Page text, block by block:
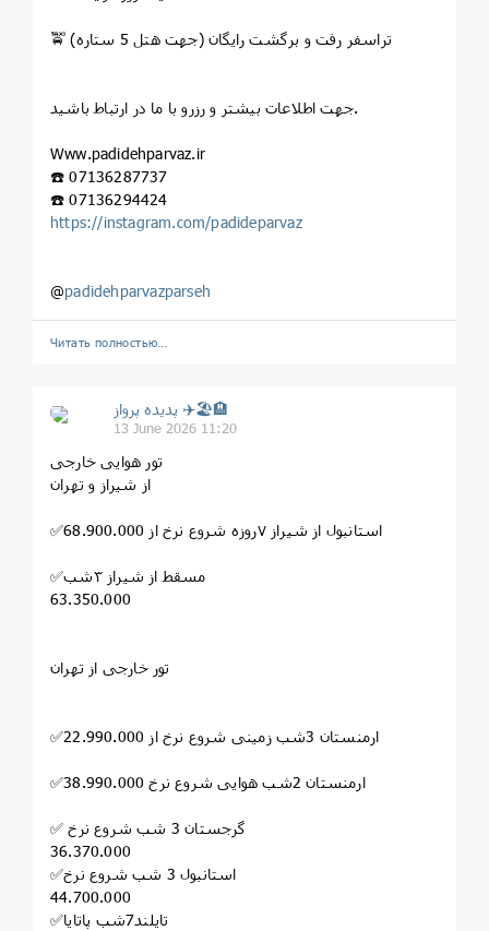
🚖 تراسفر رفت و برگشت رایگان (جهت هتل 5 ستاره)
جهت اطلاعات بیشتر و رزرو با ما در ارتباط باشید.
‏Www.padidehparvaz.ir
☎️ 07136287737
☎️ 07136294424
https://instagram.com/padideparvaz
@padidehparvazparseh
Читать полностью…
پديده پرواز ✈️🏖🏨
13 June 2026 11:20
تور هوایی خارجی
از شیراز و تهران
✅استانبول از شیراز ۷روزه شروع نرخ از 68.900.000
✅مسقط از شیراز ۳شب
63.350.000
تور خارجی از تهران
✅ارمنستان 3شب زمینی شروع نرخ از 22.990.000
✅ارمنستان 2شب هوایی شروع نرخ 38.990.000
✅ گرجستان 3 شب شروع نرخ
36.370.000
✅استانبول 3 شب شروع نرخ
44.700.000
✅تایلند7شب پاتایا